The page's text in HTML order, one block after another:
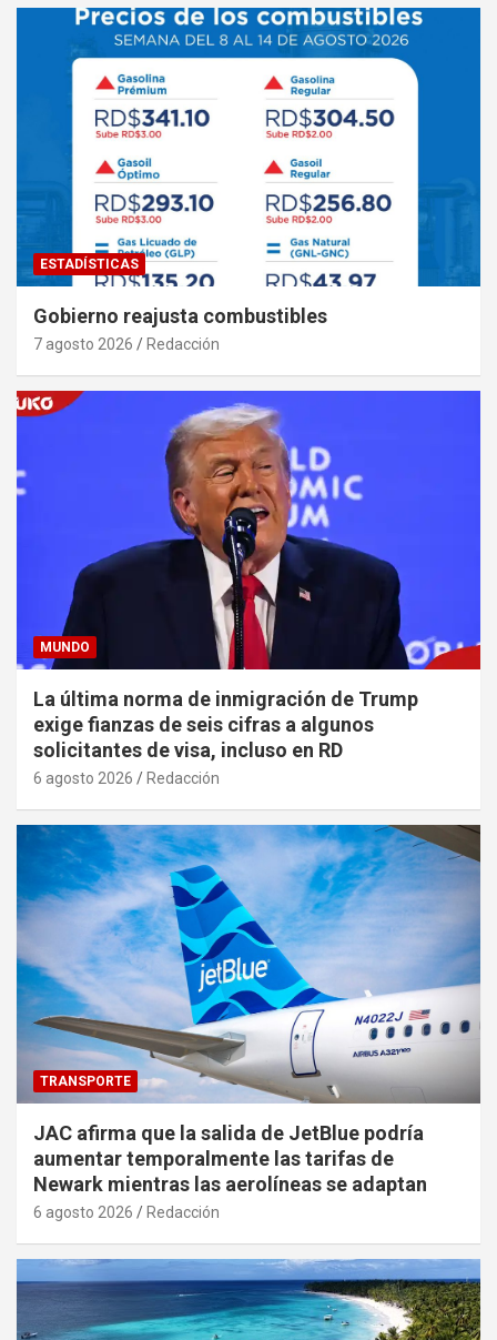
ESTADÍSTICAS
Gobierno reajusta combustibles
7 agosto 2026 Redacción
MUNDO
La última norma de inmigración de Trump
exige fianzas de seis cifras a algunos
solicitantes de visa, incluso en RD
6 agosto 2026 Redacción
TRANSPORTE
JAC afirma que la salida de JetBlue podría
aumentar temporalmente las tarifas de
Newark mientras las aerolíneas se adaptan
6 agosto 2026 Redacción